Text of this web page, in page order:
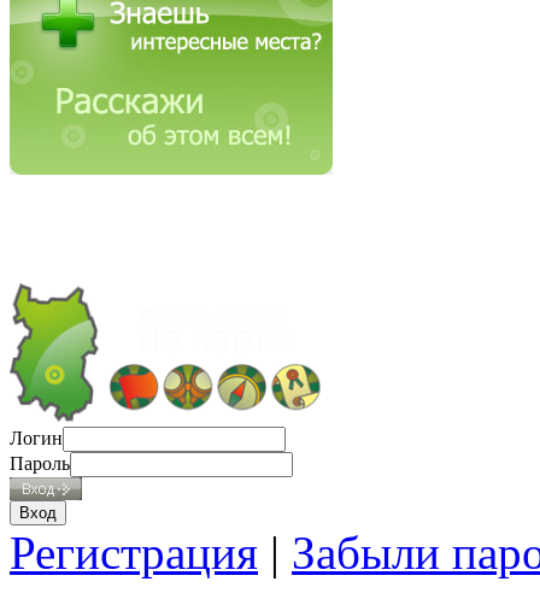
Логин
Пароль
Регистрация | Забыли